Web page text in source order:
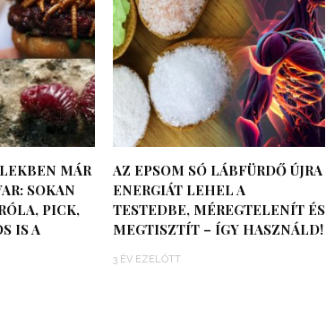
MÁR
SOKAN
PICK,
IS A
AZ EPSOM SÓ LÁBFÜRDŐ ÚJRA
ENERGIÁT LEHEL A
TESTEDBE, MÉREGTELENÍT ÉS
MEGTISZTÍT – ÍGY HASZNÁLD!
3 ÉV EZELŐTT